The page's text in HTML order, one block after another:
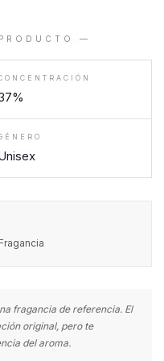
—
fragancia de referencia. El
original, pero te
del aroma.